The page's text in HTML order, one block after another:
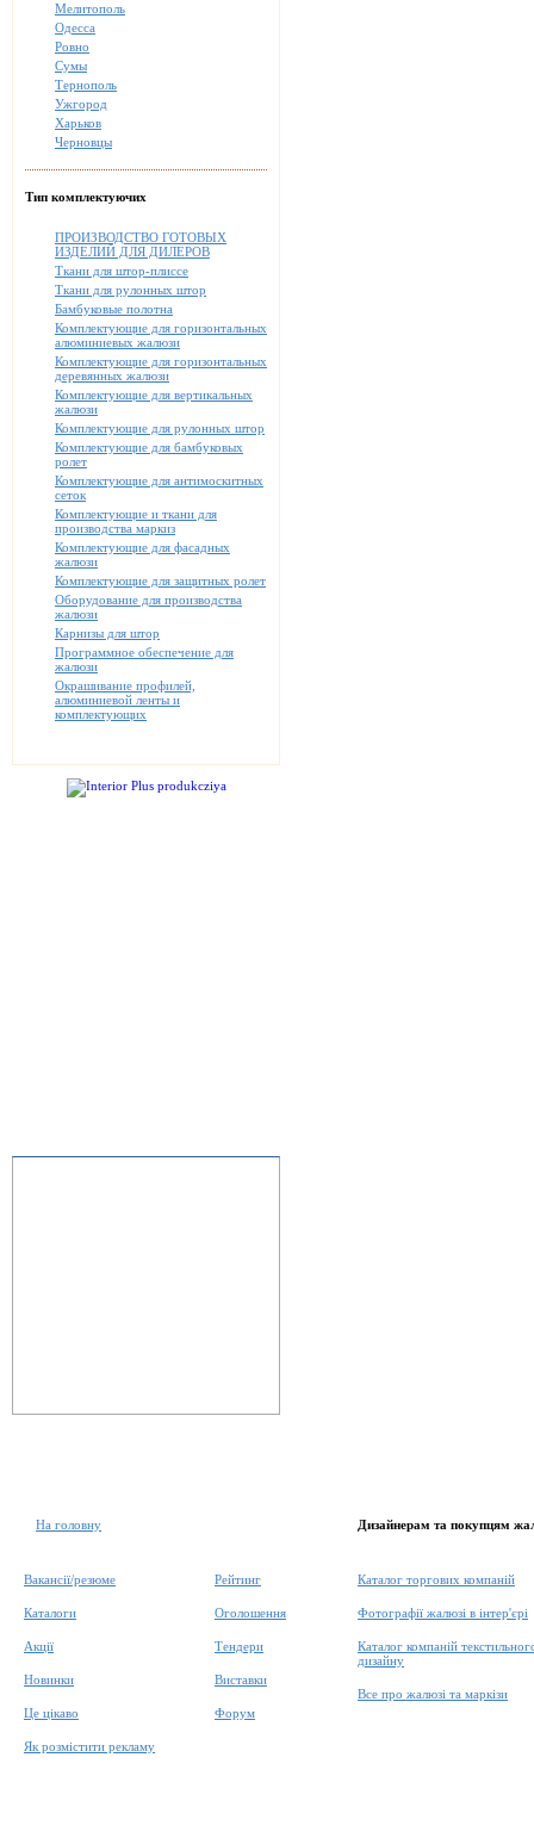
Мелитополь
Одесса
Ровно
Сумы
Тернополь
Ужгород
Харьков
Черновцы
Тип комплектуючих
ПРОИЗВОДСТВО ГОТОВЫХ
ИЗДЕЛИЙ ДЛЯ ДИЛЕРОВ
Ткани для штор-плиссе
Ткани для рулонных штор
Бамбуковые полотна
Комплектующие для горизонтальных
алюминиевых жалюзи
Комплектующие для горизонтальных
деревянных жалюзи
Комплектующие для вертикальных
жалюзи
Комплектующие для рулонных штор
Комплектующие для бамбуковых
ролет
Комплектующие для антимоскитных
сеток
Комплектующие и ткани для
производства маркиз
Комплектующие для фасадных
жалюзи
Комплектующие для защитных ролет
Оборудование для производства
жалюзи
Карнизы для штор
Программное обеспечение для
жалюзи
Окрашивание профилей,
алюминиевой ленты и
комплектующих
На головну
Вакансії/резюме
Каталоги
Акції
Новинки
Це цікаво
Як розмістити рекламу
Рейтинг
Оголошення
Тендери
Виставки
Форум
Дизайнерам та покупцям
Каталог торгових компаній
Фотографії жалюзі в інтер'єрі
Каталог компаній
дизайну
Все про жалюзі та маркізи